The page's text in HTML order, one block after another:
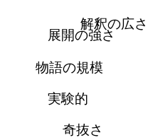
奇抜さ
実験的
物語の規模
展開の強さ
解釈の広さ